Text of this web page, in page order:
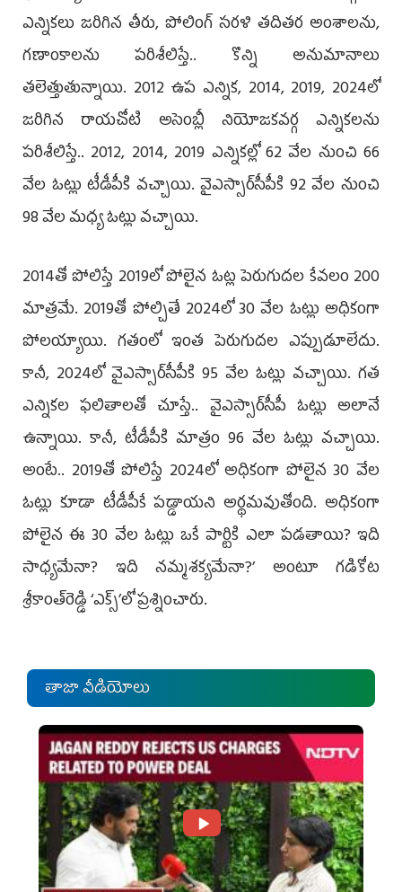
ఎన్నికలు జరిగిన తీరు, పోలింగ్‌ సరళి తదితర అంశాలను,
గణాంకాలను పరిశీలిస్తే.. కొన్ని అనుమానాలు
తలెత్తుతున్నాయి. 2012 ఉప ఎన్నిక, 2014, 2019, 2024లో
జరిగిన రాయచోటి అసెంబ్లీ నియోజకవర్గ ఎన్నికలను
పరిశీలిస్తే.. 2012, 2014, 2019 ఎన్నికల్లో 62 వేల నుంచి 66
వేల ఓట్లు టీడీపీకి వచ్చాయి. వైఎస్సార్‌సీపీకి 92 వేల నుంచి
98 వేల మధ్య ఓట్లు వచ్చాయి.
2014తో పోలిస్తే 2019లో పోలైన ఓట్ల పెరుగుదల కేవలం 200
మాత్రమే. 2019తో పోల్చితే 2024లో 30 వేల ఓట్లు అధికంగా
పోలయ్యాయి. గతంలో ఇంత పెరుగుదల ఎప్పుడూలేదు.
కానీ, 2024లో వైఎస్సార్‌సీపీకి 95 వేల ఓట్లు వచ్చాయి. గత
ఎన్నికల ఫలితాలతో చూస్తే.. వైఎస్సార్‌సీపీ ఓట్లు అలానే
ఉన్నాయి. కానీ, టీడీపీకి మాత్రం 96 వేల ఓట్లు వచ్చాయి.
అంటే.. 2019తో పోలిస్తే 2024లో అధికంగా పోలైన 30 వేల
ఓట్లు కూడా టీడీపీకే పడ్డాయని అర్థమవుతోంది. అధికంగా
పోలైన ఈ 30 వేల ఓట్లు ఒకే పార్టికి ఎలా పడతాయి? ఇది
సాధ్యమేనా? ఇది నమ్మశక్యమేనా?’ అంటూ గడికోట
శ్రీకాంత్‌రెడ్డి ‘ఎక్స్‌’లో ప్రశ్నించారు.
తాజా వీడియోలు